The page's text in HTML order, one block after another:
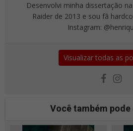
Desenvolvi minha dissertação
Raider de 2013 e sou fã
Instagram:
Visualizar todas as
Você também